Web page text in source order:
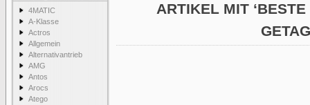
4MATIC
A-Klasse
Actros
Allgemein
Alternativantrieb
AMG
Antos
Arocs
Atego
ARTIKEL MIT